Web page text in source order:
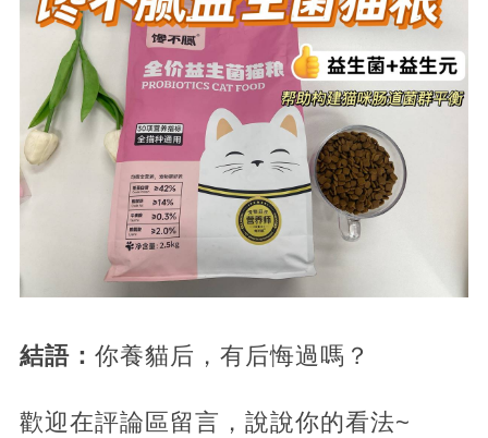
結語： 你養貓后，有后悔過嗎？
歡迎在評論區留言，說說你的看法~